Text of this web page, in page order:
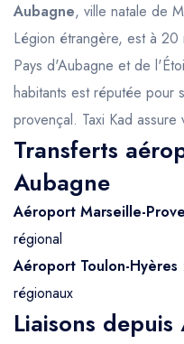
Aubagne, ville natale de
Légion étrangère, est à
Pays d'Aubagne et de
habitants est réputée pour
provençal. Taxi Kad
Transferts
Aubagne
Aéroport Marseille-
régional
Aéroport Toulon-Hyères
régionaux
Liaisons